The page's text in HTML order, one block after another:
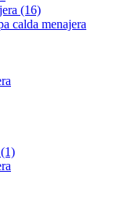
(16)
calda menajera
(1)